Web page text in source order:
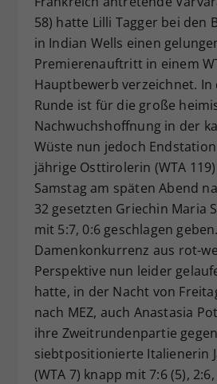
58) hatte Lilli Tagger bei den
in Indian Wells einen
Premierenauftritt in einem
Hauptbewerb verzeichnet. In
Runde ist für die große
Nachwuchshoffnung in der
Wüste nun jedoch
jährige Osttirolerin (WTA
Samstag am späten Abend
32 gesetzten Griechin Maria
mit 5:7, 0:6 geschlagen
Damenkonkurrenz aus rot-
Perspektive nun leider
hatte, in der Nacht von
nach MEZ, auch Anastasia
ihre Zweitrundenpartie
siebtpositionierte Italienerin
(WTA 7) knapp mit 7:6 (5),
Zweck
Dieser Wert
Einstellungen.
zufällig generierte
historische
vorgenommen
Webseiten-
hat.